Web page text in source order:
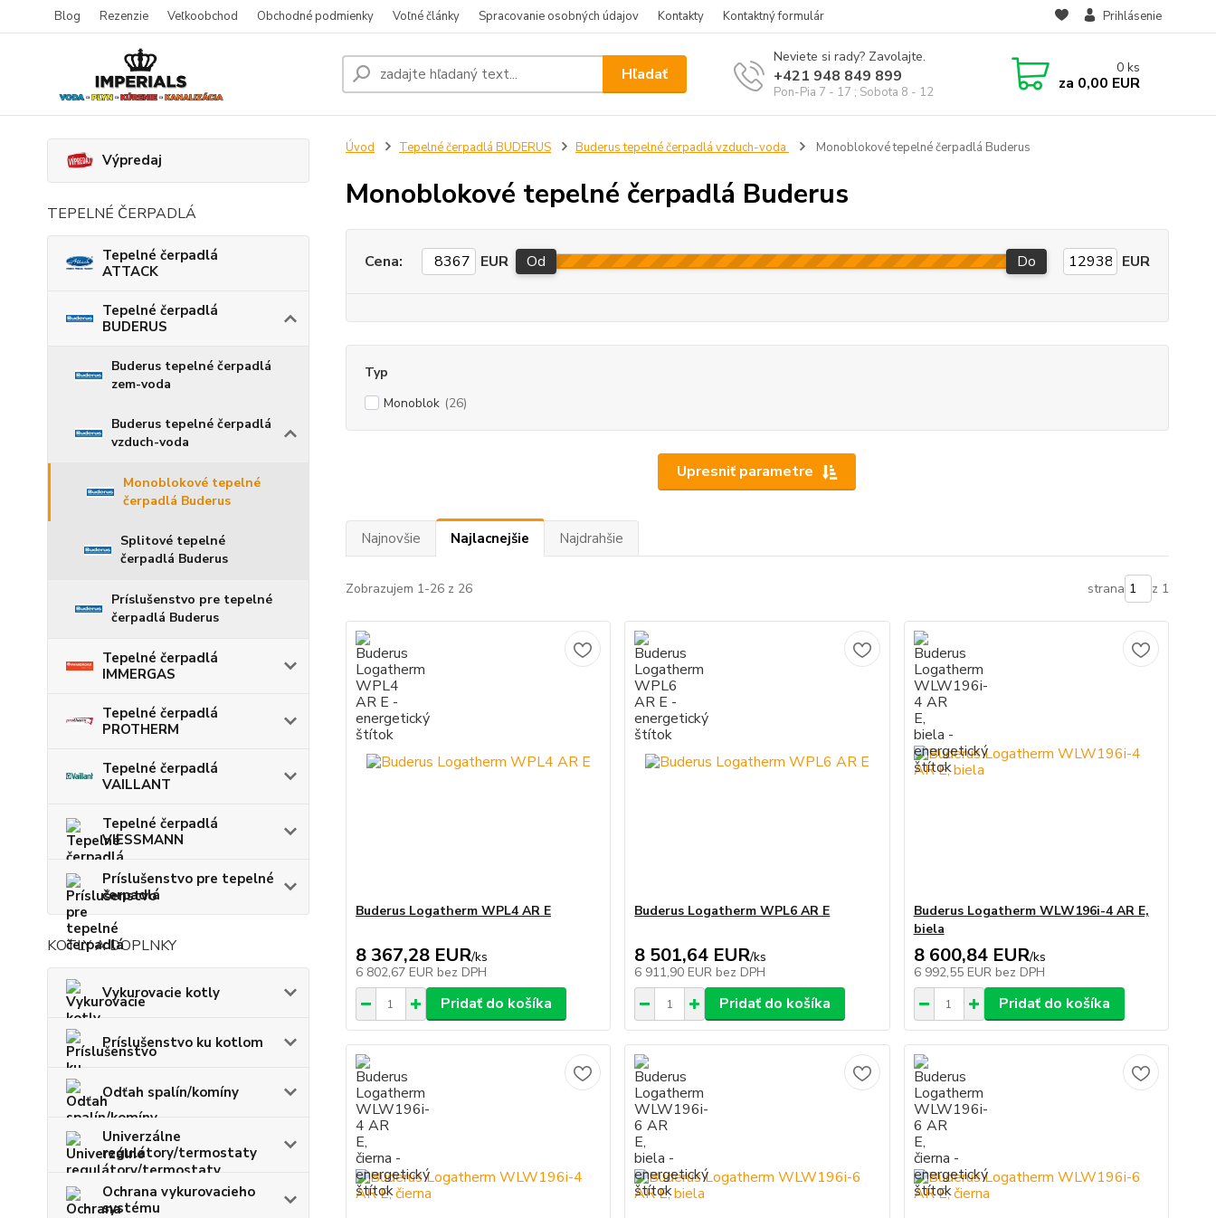
Blog Rezenzie Veľkoobchod Obchodné podmienky Voľné články Spracovanie osobných údajov Kontakty Kontaktný formulár Prihlásenie
Hľadať
Neviete si rady? Zavolajte.
+421 948 849 899
Pon-Pia 7 - 17 ; Sobota 8 - 12
0 ks
za 0,00 EUR
Výpredaj
TEPELNÉ ČERPADLÁ
Tepelné čerpadlá
ATTACK
Tepelné čerpadlá
BUDERUS
Buderus tepelné čerpadlá
zem-voda
Buderus tepelné čerpadlá
vzduch-voda
Monoblokové tepelné
čerpadlá Buderus
Splitové tepelné
čerpadlá Buderus
Príslušenstvo pre tepelné
čerpadlá Buderus
Tepelné čerpadlá
IMMERGAS
Tepelné čerpadlá
PROTHERM
Tepelné čerpadlá
VAILLANT
Tepelné čerpadlá
VIESSMANN
Príslušenstvo pre tepelné
čerpadlá
KOTLY A DOPLNKY
Vykurovacie kotly
Príslušenstvo ku kotlom
Odťah spalín/komíny
Univerzálne
regulátory/termostaty
Ochrana vykurovacieho
systému
Úvod Tepelné čerpadlá BUDERUS Buderus tepelné čerpadlá vzduch-voda Monoblokové tepelné čerpadlá Buderus
Monoblokové tepelné čerpadlá Buderus
Upresniť parametre
Cena: EUR Od Do EUR
Typ
Monoblok (26)
Najnovšie Najlacnejšie Najdrahšie
Zobrazujem 1-26 z 26 strana z 1
Buderus Logatherm WPL4 AR E
8 367,28 EUR/ks
6 802,67 EUR bez DPH
Pridať do košíka
Buderus Logatherm WPL6 AR E
8 501,64 EUR/ks
6 911,90 EUR bez DPH
Pridať do košíka
Buderus Logatherm WLW196i-4 AR E,
biela
8 600,84 EUR/ks
6 992,55 EUR bez DPH
Pridať do košíka